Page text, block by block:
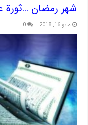
شهر رمضان …ثورة
مايو 16, 2018 0